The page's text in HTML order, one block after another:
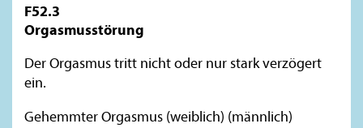
F52.3
Orgasmusstörung
Der Orgasmus tritt nicht oder nur stark verzögert
ein.
Gehemmter Orgasmus (weiblich) (männlich)